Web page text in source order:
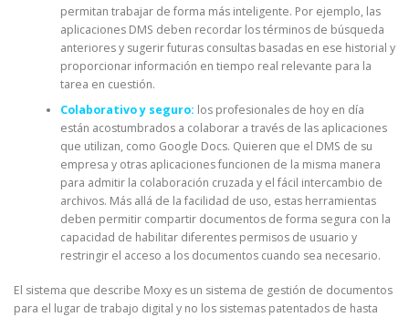
permitan trabajar de forma más inteligente. Por ejemplo, las
aplicaciones DMS deben recordar los términos de búsqueda
anteriores y sugerir futuras consultas basadas en ese historial y
proporcionar información en tiempo real relevante para la
tarea en cuestión.
Colaborativo y seguro: los profesionales de hoy en día
están acostumbrados a colaborar a través de las aplicaciones
que utilizan, como Google Docs. Quieren que el DMS de su
empresa y otras aplicaciones funcionen de la misma manera
para admitir la colaboración cruzada y el fácil intercambio de
archivos. Más allá de la facilidad de uso, estas herramientas
deben permitir compartir documentos de forma segura con la
capacidad de habilitar diferentes permisos de usuario y
restringir el acceso a los documentos cuando sea necesario.
El sistema que describe Moxy es un sistema de gestión de documentos
para el lugar de trabajo digital y no los sistemas patentados de hasta